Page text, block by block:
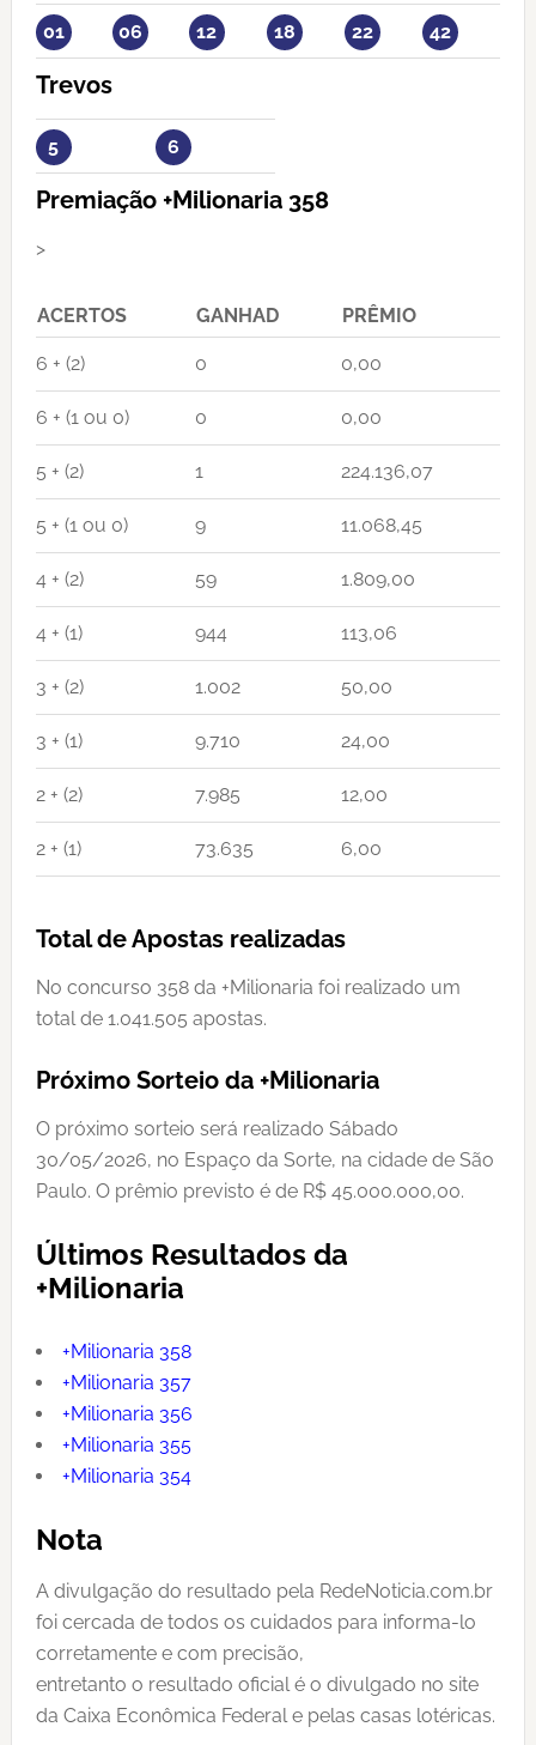
01 06 12 18 22 42
Trevos
5 6
Premiação +Milionaria 358
>
ACERTOS GANHAD PRÊMIO
6 + (2) 0 0,00
6 + (1 ou 0) 0 0,00
5 + (2) 1 224.136,07
5 + (1 ou 0) 9 11.068,45
4 + (2) 59 1.809,00
4 + (1) 944 113,06
3 + (2) 1.002 50,00
3 + (1) 9.710 24,00
2 + (2) 7.985 12,00
2 + (1) 73.635 6,00
Total de Apostas realizadas
No concurso 358 da +Milionaria foi realizado um
total de 1.041.505 apostas.
Próximo Sorteio da +Milionaria
O próximo sorteio será realizado Sábado
30/05/2026, no Espaço da Sorte, na cidade de São
Paulo. O prêmio previsto é de R$ 45.000.000,00.
Últimos Resultados da
+Milionaria
+Milionaria 358
+Milionaria 357
+Milionaria 356
+Milionaria 355
+Milionaria 354
Nota
A divulgação do resultado pela RedeNoticia.com.br
foi cercada de todos os cuidados para informa-lo
corretamente e com precisão,
entretanto o resultado oficial é o divulgado no site
da Caixa Econômica Federal e pelas casas lotéricas.